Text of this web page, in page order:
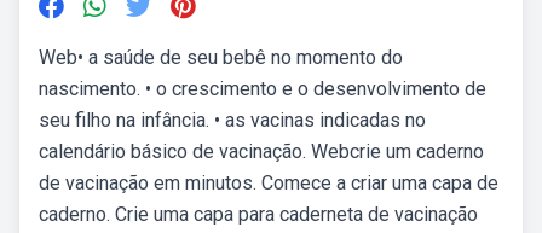
Web• a saúde de seu bebê no momento do
nascimento. • o crescimento e o desenvolvimento de
seu filho na infância. • as vacinas indicadas no
calendário básico de vacinação. Webcrie um caderno
de vacinação em minutos. Comece a criar uma capa de
caderno. Crie uma capa para caderneta de vacinação